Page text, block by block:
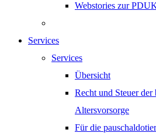
Webstories zur
Services
Services
Übersicht
Recht und Steuer der
Altersvorsorge
Für die